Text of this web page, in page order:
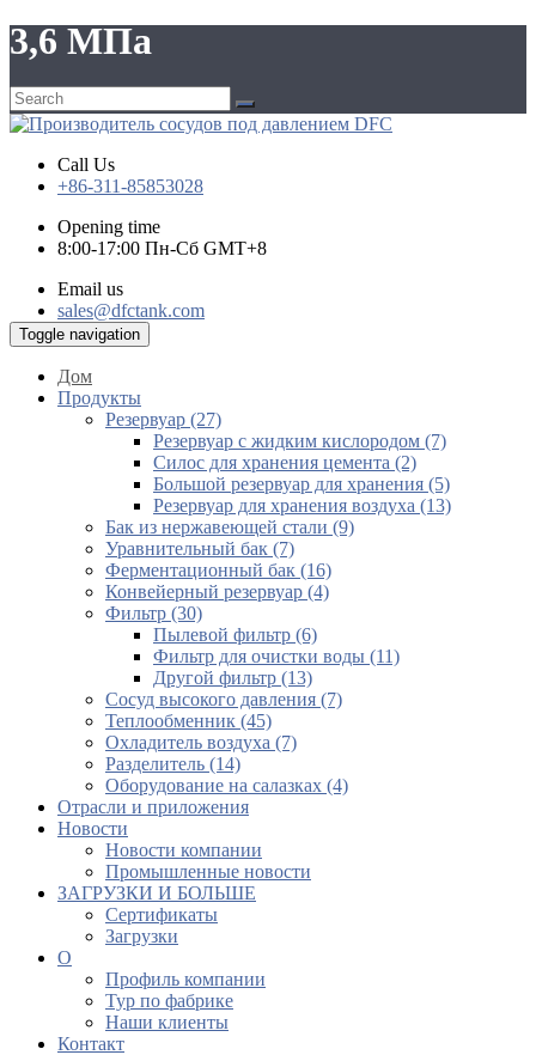
3,6 МПа
Call Us
+86-311-85853028
Opening time
8:00-17:00 Пн-Сб GMT+8
Email us
sales@dfctank.com
Toggle navigation
Дом
Продукты
Резервуар (27)
Резервуар с жидким кислородом (7)
Силос для хранения цемента (2)
Большой резервуар для хранения (5)
Резервуар для хранения воздуха (13)
Бак из нержавеющей стали (9)
Уравнительный бак (7)
Ферментационный бак (16)
Конвейерный резервуар (4)
Фильтр (30)
Пылевой фильтр (6)
Фильтр для очистки воды (11)
Другой фильтр (13)
Сосуд высокого давления (7)
Теплообменник (45)
Охладитель воздуха (7)
Разделитель (14)
Оборудование на салазках (4)
Отрасли и приложения
Новости
Новости компании
Промышленные новости
ЗАГРУЗКИ И БОЛЬШЕ
Сертификаты
Загрузки
О
Профиль компании
Тур по фабрике
Наши клиенты
Контакт